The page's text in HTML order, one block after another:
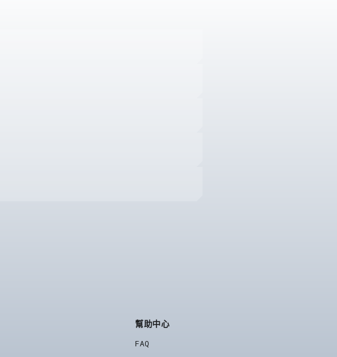
幫助中心
FAQ